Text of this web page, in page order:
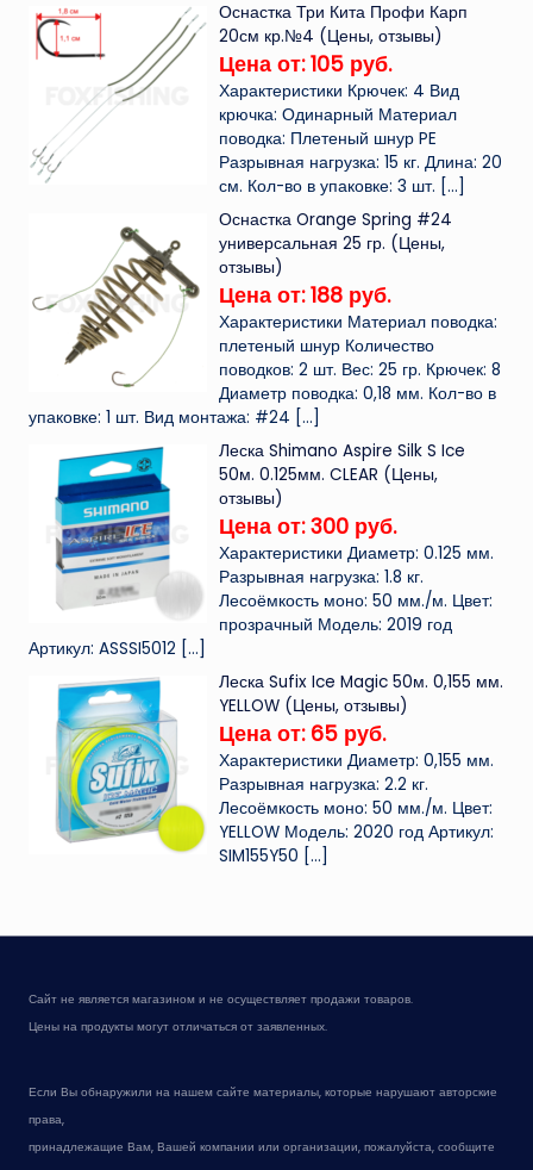
Оснастка Три Кита Профи Карп
20см кр.№4 (Цены, отзывы)
Цена от: 105 руб.
Характеристики Крючек: 4 Вид
крючка: Одинарный Материал
поводка: Плетеный шнур PE
Разрывная нагрузка: 15 кг. Длина: 20
см. Кол-во в упаковке: 3 шт. […]
Оснастка Orange Spring #24
универсальная 25 гр. (Цены,
отзывы)
Цена от: 188 руб.
Характеристики Материал поводка:
плетеный шнур Количество
поводков: 2 шт. Вес: 25 гр. Крючек: 8
Диаметр поводка: 0,18 мм. Кол-во в
упаковке: 1 шт. Вид монтажа: #24 […]
Леска Shimano Aspire Silk S Ice
50м. 0.125мм. CLEAR (Цены,
отзывы)
Цена от: 300 руб.
Характеристики Диаметр: 0.125 мм.
Разрывная нагрузка: 1.8 кг.
Лесоёмкость моно: 50 мм./м. Цвет:
прозрачный Модель: 2019 год
Артикул: ASSSI5012 […]
Леска Sufix Ice Magic 50м. 0,155 мм.
YELLOW (Цены, отзывы)
Цена от: 65 руб.
Характеристики Диаметр: 0,155 мм.
Разрывная нагрузка: 2.2 кг.
Лесоёмкость моно: 50 мм./м. Цвет:
YELLOW Модель: 2020 год Артикул:
SIM155Y50 […]
Сайт не является магазином и не осуществляет продажи товаров.
Цены на продукты могут отличаться от заявленных.
Если Вы обнаружили на нашем сайте материалы, которые нарушают авторские
права,
принадлежащие Вам, Вашей компании или организации, пожалуйста, сообщите